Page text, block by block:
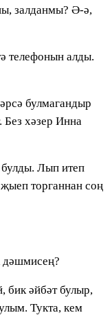
залданмы? Ә-ә,
телефонын алды.
булмагандыр
Без хәзер Инна
булды. Лып итеп
торганнан соң
дәшмисең?
әйбәт булыр,
Тукта, кем